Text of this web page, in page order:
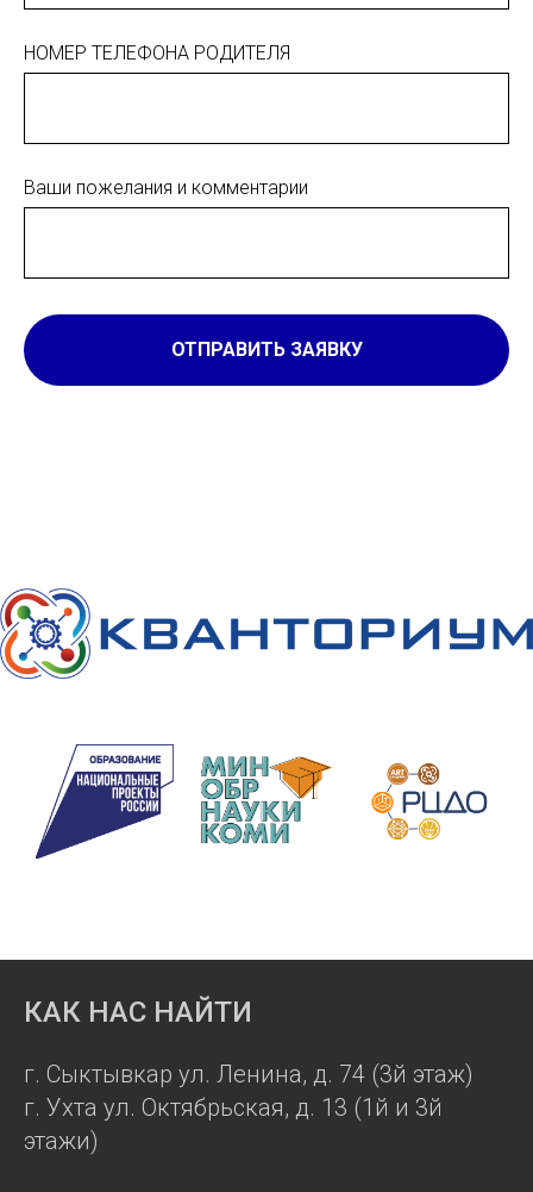
НОМЕР ТЕЛЕФОНА РОДИТЕЛЯ
Ваши пожелания и комментарии
ОТПРАВИТЬ ЗАЯВКУ
КАК НАС НАЙТИ
г. Сыктывкар ул. Ленина, д. 74 (3й этаж)
г. Ухта ул. Октябрьская, д. 13 (1й и 3й
этажи)